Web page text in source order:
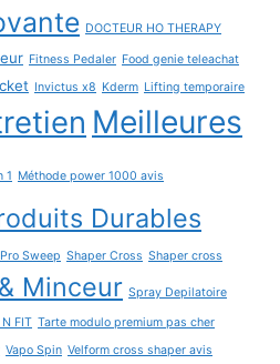
DOCTEUR HO THERAPY
Fitness Pedaler Food genie teleachat
Invictus x8 Kderm Lifting temporaire
Meilleures
1 Méthode power 1000 avis
Durables
Sweep Shaper Cross Shaper cross
Minceur Spray Depilatoire
N FIT Tarte modulo premium pas cher
Vapo Spin Velform cross shaper avis